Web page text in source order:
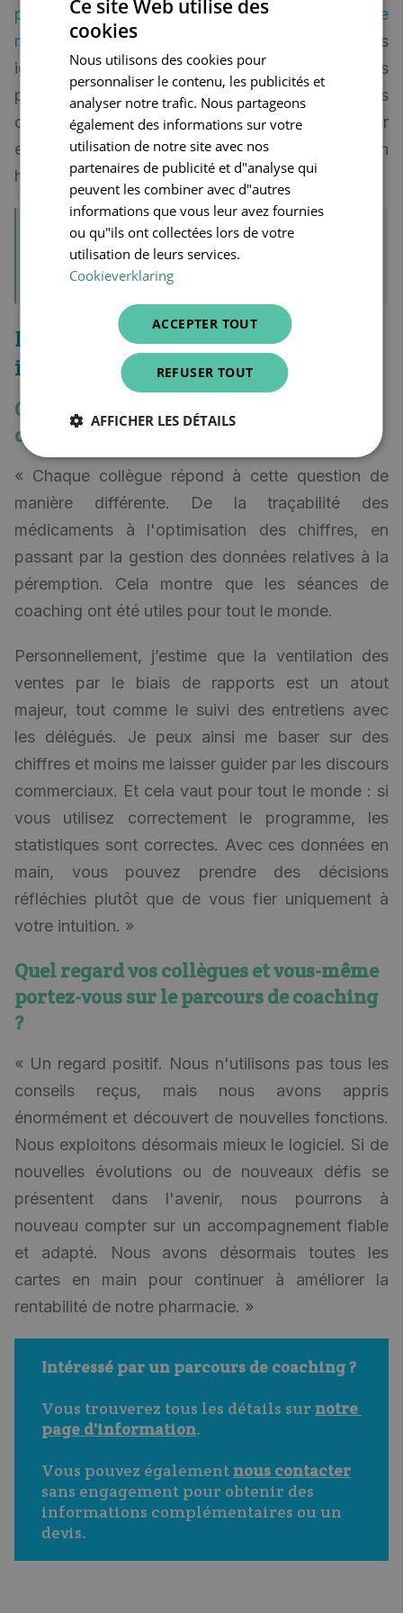
produits en vente libre que nous réalisons une
marge plus élevée
, une information que nous
ignorions totalement dans le passé. Nous
pouvons anticiper cet aspect grâce à des
données objectives. Notre comptable nous a par
exemple déjà fait savoir que les chiffres sont en
hausse. »
4 questions fréquemment posées par
les pharmaciens à Bart, coach pharma
Des chiffres plutôt qu'une
intuition
Quelle est la plus grande différence
depuis le coaching ?
« Chaque collègue répond à cette question de
manière différente. De la traçabilité des
médicaments à l'optimisation des chiffres, en
passant par la gestion des données relatives à la
péremption. Cela montre que les séances de
coaching ont été utiles pour tout le monde.
Personnellement, j’estime que la ventilation des
ventes par le biais de rapports est un atout
majeur, tout comme le suivi des entretiens avec
les délégués. Je peux ainsi me baser sur des
chiffres et moins me laisser guider par les discours
commerciaux. Et cela vaut pour tout le monde : si
vous utilisez correctement le programme, les
statistiques sont correctes. Avec ces données en
main, vous pouvez prendre des décisions
réfléchies plutôt que de vous fier uniquement à
votre intuition. »
Quel regard vos collègues et vous-même
portez-vous sur le parcours de coaching
?
« Un regard positif. Nous n'utilisons pas tous les
conseils reçus, mais nous avons appris
énormément et découvert de nouvelles fonctions.
Nous exploitons désormais mieux le logiciel. Si de
nouvelles évolutions ou de nouveaux défis se
présentent dans l'avenir, nous pourrons à
nouveau compter sur un accompagnement fiable
et adapté. Nous avons désormais toutes les
cartes en main pour continuer à améliorer la
rentabilité de notre pharmacie. »
Intéressé par un parcours de coaching ?
Vous trouverez tous les détails sur notre
page d'information.
Vous pouvez également nous contacter
sans engagement pour obtenir des
informations complémentaires ou un
devis.
Ce site Web utilise des
cookies
Nous utilisons des cookies pour
personnaliser le contenu, les publicités et
analyser notre trafic. Nous partageons
également des informations sur votre
utilisation de notre site avec nos
partenaires de publicité et d"analyse qui
peuvent les combiner avec d"autres
informations que vous leur avez fournies
ou qu"ils ont collectées lors de votre
utilisation de leurs services.
Cookieverklaring
ACCEPTER TOUT
REFUSER TOUT
AFFICHER LES DÉTAILS